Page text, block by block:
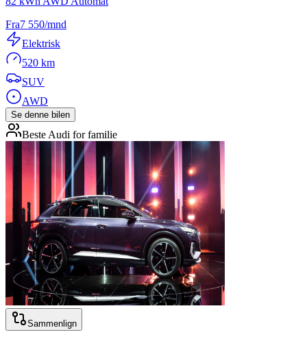
Fra7 550/mnd
Elektrisk
520 km
SUV
AWD
Se denne bilen
Beste Audi for familie
Sammenlign